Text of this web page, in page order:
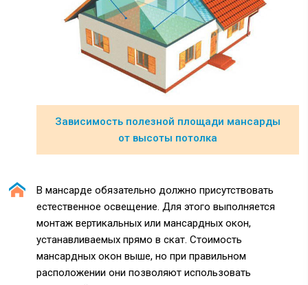
Зависимость полезной площади мансарды
от высоты потолка
В мансарде обязательно должно присутствовать
естественное освещение. Для этого выполняется
монтаж вертикальных или мансардных окон,
устанавливаемых прямо в скат. Стоимость
мансардных окон выше, но при правильном
расположении они позволяют использовать